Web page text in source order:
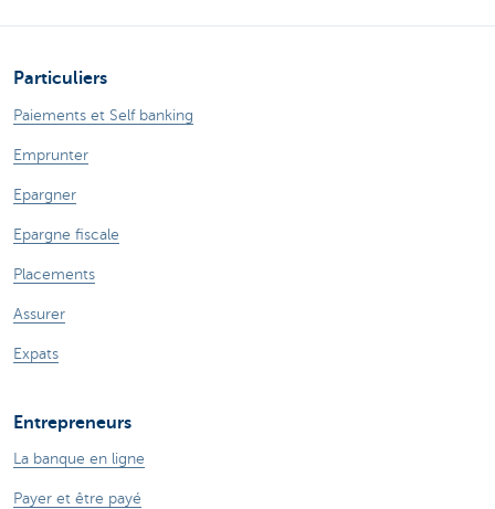
Particuliers
Paiements et Self banking
Emprunter
Epargner
Epargne fiscale
Placements
Assurer
Expats
Entrepreneurs
La banque en ligne
Payer et être payé